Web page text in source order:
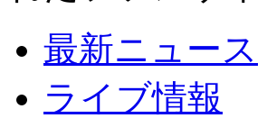
最新ニュース
ライブ情報